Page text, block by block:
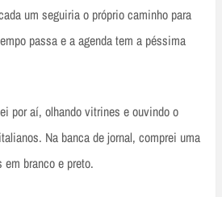
um seguiria o próprio caminho para
passa e a agenda tem a péssima
por aí, olhando vitrines e ouvindo o
Na banca de jornal, comprei uma
branco e preto.